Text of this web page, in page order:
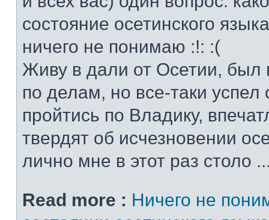
состояние осетинского
ничего не понимаю :!: :(
Живу в дали от Осетии, был
по делам, но все-таки успел
пройтись по Владику,
твердят об исчезновении
лично мне в этот раз столо
Read more : Ничего не